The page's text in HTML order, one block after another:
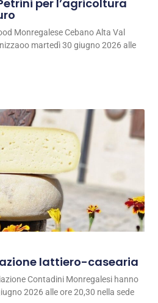
per l’agricoltura
Monregalese Cebano Alta Val
martedì 30 giugno 2026 alle
lattiero-casearia
Contadini Monregalesi hanno
2026 alle ore 20,30 nella sede